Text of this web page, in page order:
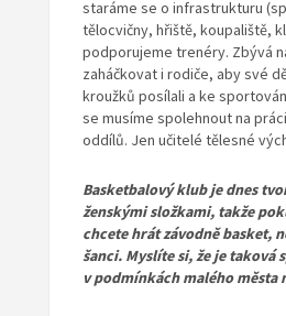
staráme se o infrastrukturu
tělocvičny, hřiště, koupaliště,
podporujeme trenéry. Zbývá
zaháčkovat i rodiče, aby své
kroužků posílali a ke
se musíme spolehnout na
oddílů. Jen učitelé tělesné
Basketbalový klub je dnes
ženskými složkami, takže
chcete hrát závodně basket,
šanci. Myslíte si, že je taková
v podmínkách malého města